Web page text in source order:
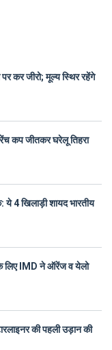
कर जीरो; मूल्य स्थिर रहेंगे
कप जीतकर घरेलू तिहरा
खिलाड़ी शायद भारतीय
लिए IMD ने ऑरेंज व येलो
की पहली उड़ान की